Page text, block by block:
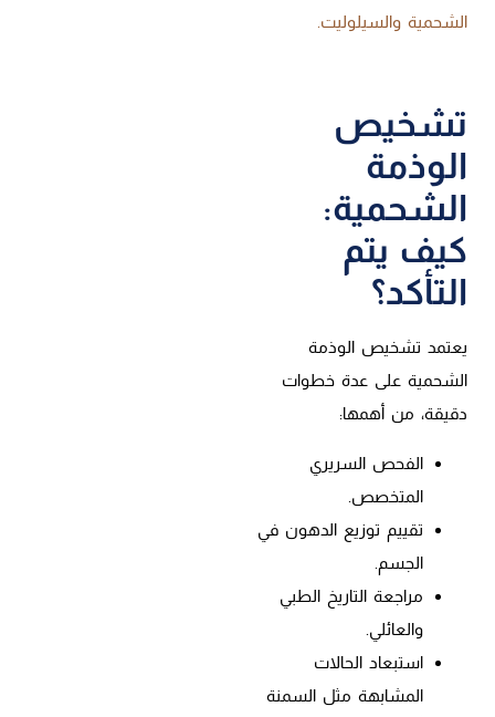
الشحمية والسيلوليت.
تشخيص
الوذمة
الشحمية:
كيف يتم
التأكد؟
يعتمد تشخيص الوذمة
الشحمية على عدة خطوات
دقيقة، من أهمها:
الفحص السريري
المتخصص.
تقييم توزيع الدهون في
الجسم.
مراجعة التاريخ الطبي
والعائلي.
استبعاد الحالات
المشابهة مثل السمنة